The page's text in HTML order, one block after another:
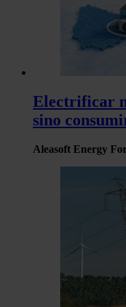
haya proporcionado
hecho de sus
Electrificar
sino
Aleasoft Energy